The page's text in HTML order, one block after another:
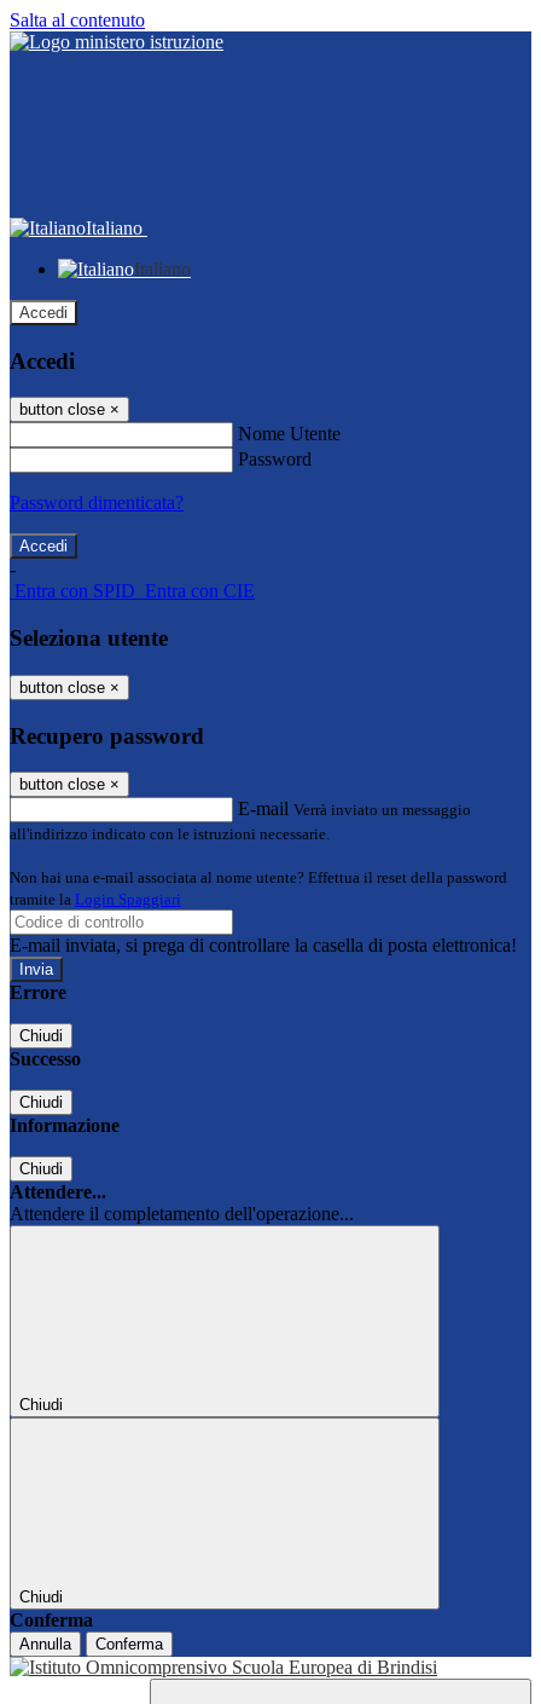
Salta al contenuto
Italiano
Italiano
Accedi
Accedi
button close ×
Nome Utente
Password
Password dimenticata?
-
Entra con SPID Entra con CIE
Seleziona utente
button close ×
Recupero password
button close ×
E-mail Verrà inviato un messaggio
all'indirizzo indicato con le istruzioni necessarie.
Non hai una e-mail associata al nome utente? Effettua il reset della password
tramite la Login Spaggiari
E-mail inviata, si prega di controllare la casella di posta elettronica!
Errore
Chiudi
Successo
Chiudi
Informazione
Chiudi
Attendere...
Attendere il completamento dell'operazione...
Chiudi
Chiudi
Conferma
Annulla Conferma